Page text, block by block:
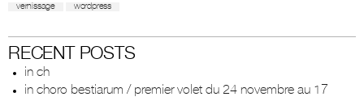
vernissage wordpress
RECENT POSTS
in ch
in choro bestiarum / premier volet du 24 novembre au 17